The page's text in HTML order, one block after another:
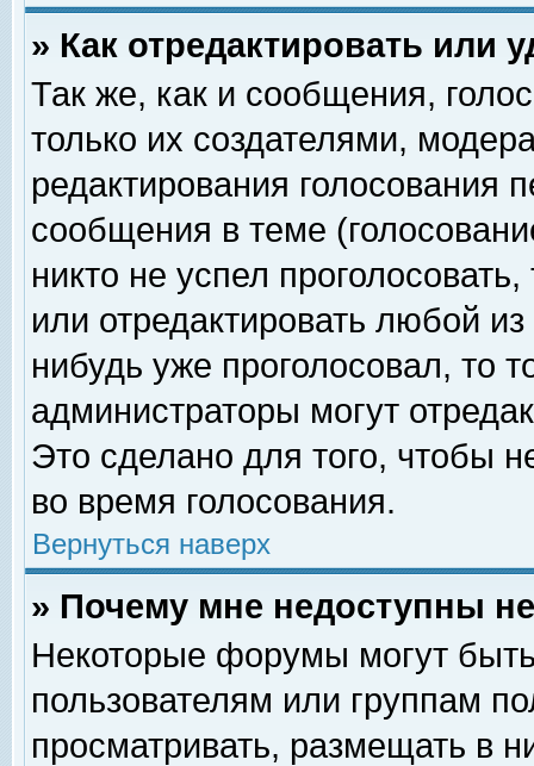
» Как отредактировать или
Так же, как и сообщения,
только их создателями,
редактирования голосования
сообщения в теме
никто не успел
или отредактировать любой
нибудь уже проголосовал, то
администраторы могут
Это сделано для того, чтобы
во время голосования.
Вернуться наверх
» Почему мне недоступны
Некоторые форумы могут
пользователям или группам
просматривать, размещать в